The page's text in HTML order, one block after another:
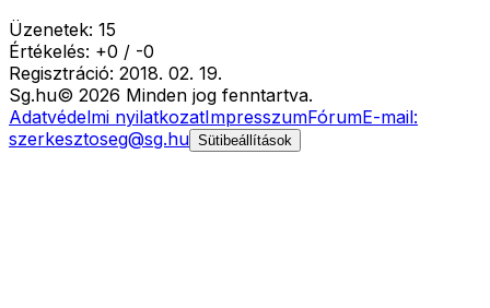
Üzenetek: 15
Értékelés: +0 / -0
Regisztráció: 2018. 02. 19.
Sg.hu© 2026 Minden jog fenntartva.
Adatvédelmi nyilatkozatImpresszumFórumE-mail:
szerkesztoseg@sg.hu Sütibeállítások